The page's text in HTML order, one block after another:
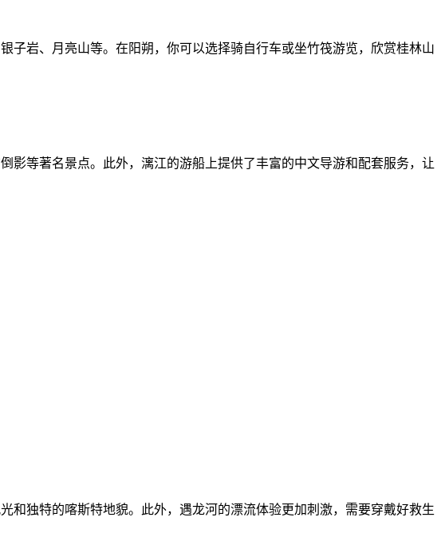
子岩、月亮山等。在阳朔，你可以选择骑自行车或坐竹筏游览，欣赏桂林山
影等著名景点。此外，漓江的游船上提供了丰富的中文导游和配套服务，让
和独特的喀斯特地貌。此外，遇龙河的漂流体验更加刺激，需要穿戴好救生